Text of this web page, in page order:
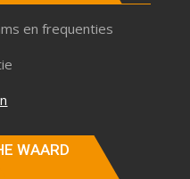
en frequenties
WAARD